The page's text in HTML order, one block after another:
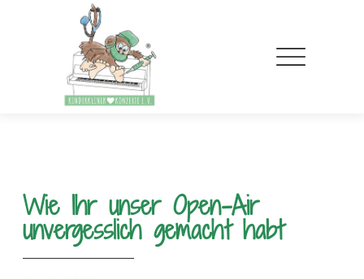
Wie Ihr unser Open-Air
unvergesslich gemacht habt